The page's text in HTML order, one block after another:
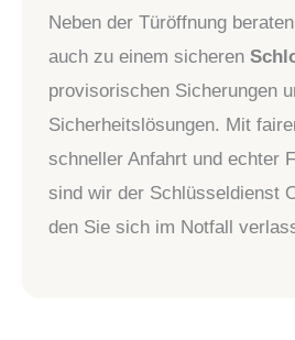
Neben der Türöffnung
auch zu einem sicheren
provisorischen Sicherungen
Sicherheitslösungen. Mit
schneller Anfahrt und echter
sind wir der Schlüsseldienst
den Sie sich im Notfall